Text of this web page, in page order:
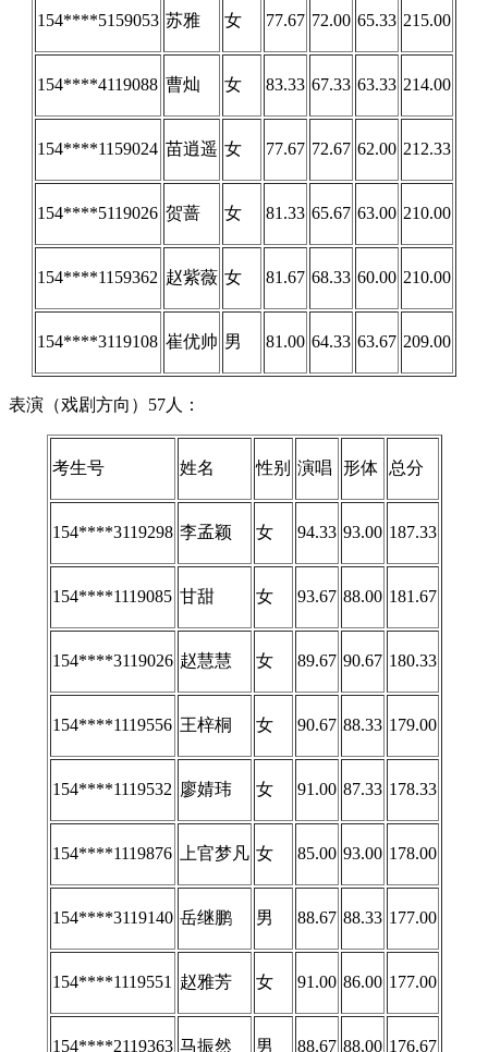
154****5159053 苏雅 女 77.67 72.00 65.33 215.00
154****4119088 曹灿 女 83.33 67.33 63.33 214.00
154****1159024 苗逍遥 女 77.67 72.67 62.00 212.33
154****5119026 贺蔷 女 81.33 65.67 63.00 210.00
154****1159362 赵紫薇 女 81.67 68.33 60.00 210.00
154****3119108 崔优帅 男 81.00 64.33 63.67 209.00
表演（戏剧方向）57人：
考生号 姓名 性别 演唱 形体 总分
154****3119298 李孟颖 女 94.33 93.00 187.33
154****1119085 甘甜 女 93.67 88.00 181.67
154****3119026 赵慧慧 女 89.67 90.67 180.33
154****1119556 王梓桐 女 90.67 88.33 179.00
154****1119532 廖婧玮 女 91.00 87.33 178.33
154****1119876 上官梦凡 女 85.00 93.00 178.00
154****3119140 岳继鹏 男 88.67 88.33 177.00
154****1119551 赵雅芳 女 91.00 86.00 177.00